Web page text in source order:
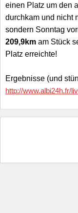
einen Platz um den
durchkam und nicht
sondern Sonntag
209,9km am Stück
Platz erreichte!
Ergebnisse (und
http://www.albi24h.fr/